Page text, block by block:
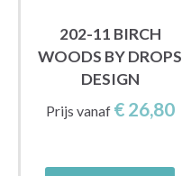
202-11 BIRCH
WOODS BY DROPS
DESIGN
Prijs vanaf € 26,80